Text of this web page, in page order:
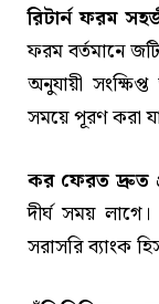
রিটার্ন ফরম
ফরম বর্তমানে
অনুযায়ী
সময়ে পূরণ করা
কর ফেরত দ্রুত
দীর্ঘ সময়
সরাসরি ব্যাংক